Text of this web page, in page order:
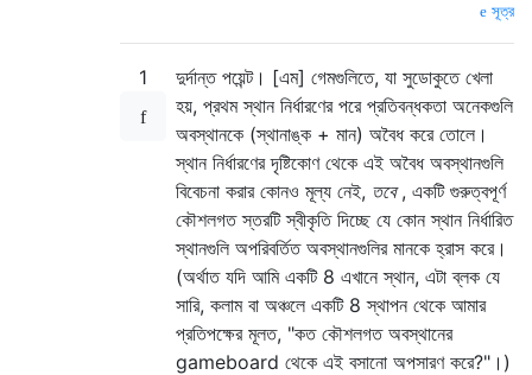
সূত্র
1
দুর্দান্ত পয়েন্ট। [এম] গেমগুলিতে, যা সুডোকুতে খেলা
হয়, প্রথম স্থান নির্ধারণের পরে প্রতিবন্ধকতা অনেকগুলি
অবস্থানকে (স্থানাঙ্ক + মান) অবৈধ করে তোলে।
স্থান নির্ধারণের দৃষ্টিকোণ থেকে এই অবৈধ অবস্থানগুলি
বিবেচনা করার কোনও মূল্য নেই, তবে, একটি গুরুত্বপূর্ণ
কৌশলগত স্তরটি স্বীকৃতি দিচ্ছে যে কোন স্থান নির্ধারিত
স্থানগুলি অপরিবর্তিত অবস্থানগুলির মানকে হ্রাস করে।
(অর্থাত যদি আমি একটি 8 এখানে স্থান, এটা ব্লক যে
সারি, কলাম বা অঞ্চলে একটি 8 স্থাপন থেকে আমার
প্রতিপক্ষের মূলত, "কত কৌশলগত অবস্থানের
gameboard থেকে এই বসানো অপসারণ করে?"।)